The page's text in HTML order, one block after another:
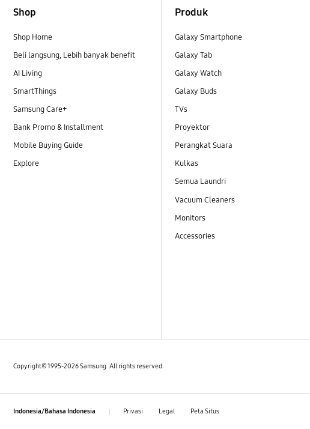
Shop
Shop Home
Beli langsung, Lebih banyak benefit
AI Living
SmartThings
Samsung Care+
Bank Promo & Installment
Mobile Buying Guide
Explore
Produk
Galaxy Smartphone
Galaxy Tab
Galaxy Watch
Galaxy Buds
TVs
Proyektor
Perangkat Suara
Kulkas
Semua Laundri
Vacuum Cleaners
Monitors
Accessories
Copyright© 1995-2026 Samsung. All rights reserved.
Indonesia/Bahasa Indonesia Privasi Legal Peta Situs